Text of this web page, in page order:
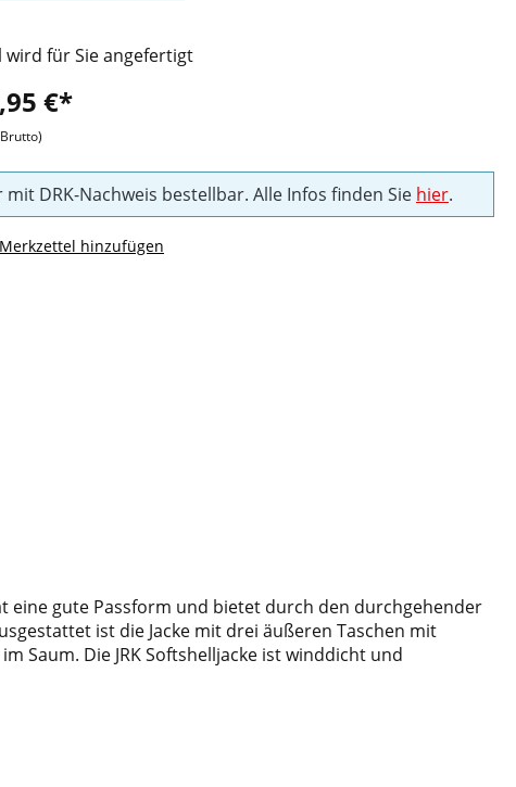
wird für Sie angefertigt
€*
mit DRK-Nachweis bestellbar. Alle Infos finden Sie hier.
hinzufügen
eine gute Passform und bietet durch den durchgehender
ist die Jacke mit drei äußeren Taschen mit
Saum. Die JRK Softshelljacke ist winddicht und